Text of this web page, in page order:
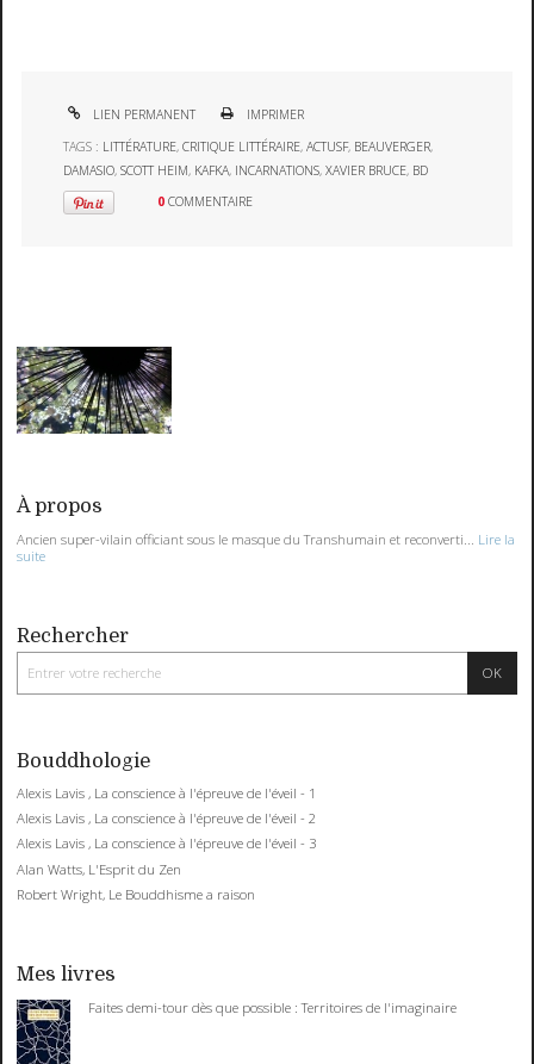
LIEN PERMANENT
IMPRIMER
TAGS : LITTÉRATURE,CRITIQUE LITTÉRAIRE,ACTUSF, BEAUVERGER,
DAMASIO,SCOTT HEIM, KAFKA, INCARNATIONS,XAVIER BRUCE, BD
0 COMMENTAIRE
À propos
Ancien super-vilain officiant sous le masque du Transhumain et reconverti...
Lire la
suite
Rechercher
Bouddhologie
Alexis Lavis , La conscience à l'épreuve de l'éveil - 1
Alexis Lavis , La conscience à l'épreuve de l'éveil - 2
Alexis Lavis , La conscience à l'épreuve de l'éveil - 3
Alan Watts, L'Esprit du Zen
Robert Wright, Le Bouddhisme a raison
Mes livres
Faites demi-tour dès que possible : Territoires de l'imaginaire